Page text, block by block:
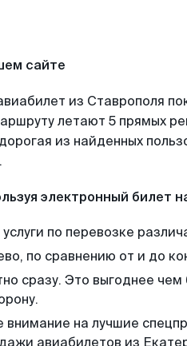
сайте
из Ставрополя
летают 5 прямых
из найденных
электронный билет
по перевозке
по сравнению от и до
сразу. Это выгоднее
внимание на лучшие
авиабилетов из